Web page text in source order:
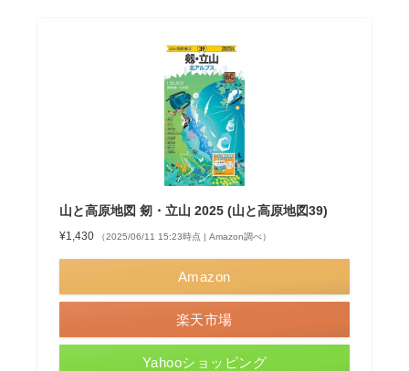
山と高原地図 剱・立山 2025 (山と高原地図39)
¥1,430 （2025/06/11 15:23時点 | Amazon調べ）
Amazon
楽天市場
Yahooショッピング